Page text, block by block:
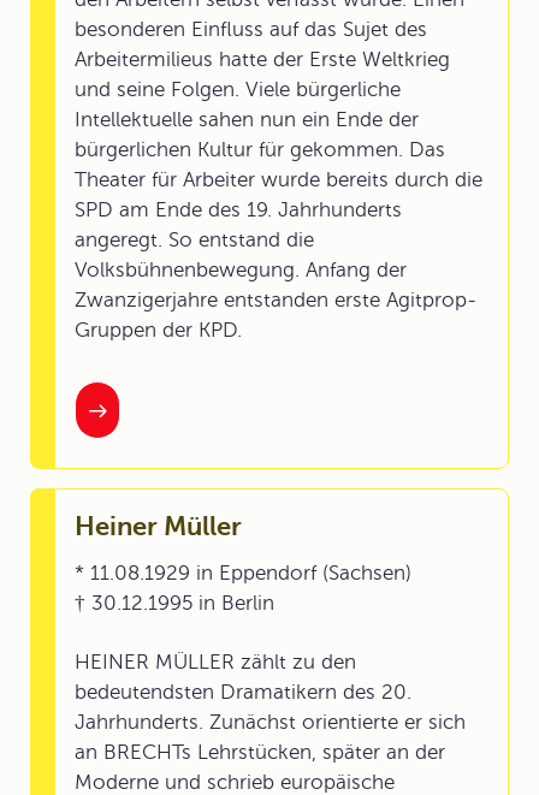
besonderen Einfluss auf das Sujet des
Arbeitermilieus hatte der Erste Weltkrieg
und seine Folgen. Viele bürgerliche
Intellektuelle sahen nun ein Ende der
bürgerlichen Kultur für gekommen. Das
Theater für Arbeiter wurde bereits durch die
SPD am Ende des 19. Jahrhunderts
angeregt. So entstand die
Volksbühnenbewegung. Anfang der
Zwanzigerjahre entstanden erste Agitprop-
Gruppen der KPD.
Heiner Müller
* 11.08.1929 in Eppendorf (Sachsen)
† 30.12.1995 in Berlin
HEINER MÜLLER zählt zu den
bedeutendsten Dramatikern des 20.
Jahrhunderts. Zunächst orientierte er sich
an BRECHTs Lehrstücken, später an der
Moderne und schrieb europäische